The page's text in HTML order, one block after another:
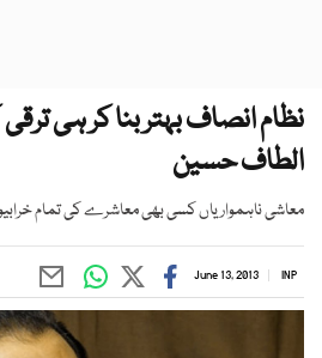
نظام انصاف بہتر بنا کر ہی
الطاف حسین
معاشی ناہمواریاں کسی بھی معاشرے کی تمام
INP
June 13, 2013